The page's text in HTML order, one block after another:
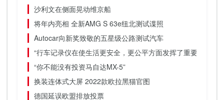
沙利文在侧面晃动维京船
将年内亮相 全新AMG S 63e纽北测试谍照
Autocar向新奖致敬的五星级公路测试汽车
“行车记录仪在使生活更安全，更公平方面发挥了重要作用”
“你不能没有投资马自达MX-5”
换装连体式大屏 2022款欧拉黑猫官图
德国延误欧盟排放投票